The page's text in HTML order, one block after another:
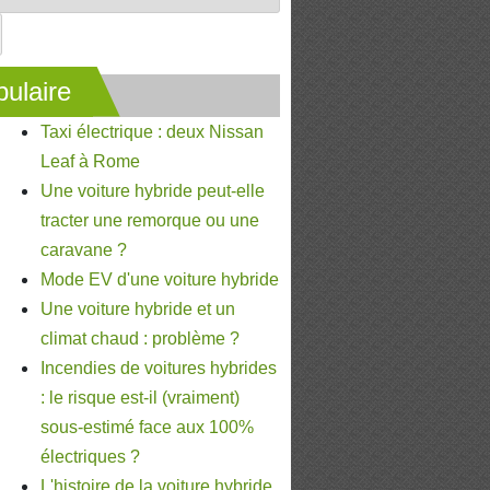
Taxi électrique : deux Nissan
Leaf à Rome
Une voiture hybride peut-elle
tracter une remorque ou une
caravane ?
Mode EV d'une voiture hybride
Une voiture hybride et un
climat chaud : problème ?
Incendies de voitures hybrides
: le risque est-il (vraiment)
sous-estimé face aux 100%
électriques ?